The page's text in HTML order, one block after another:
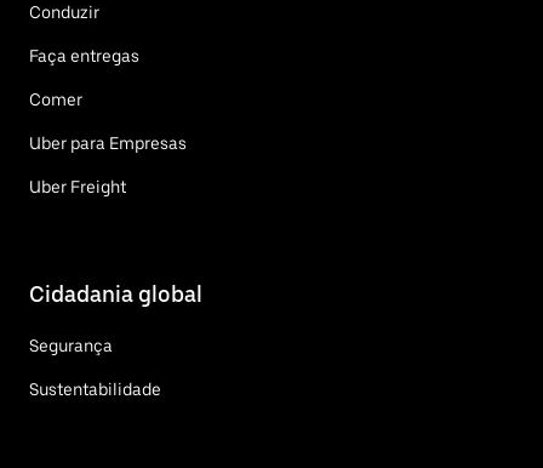
Conduzir
Faça entregas
Comer
Uber para Empresas
Uber Freight
Cidadania global
Segurança
Sustentabilidade